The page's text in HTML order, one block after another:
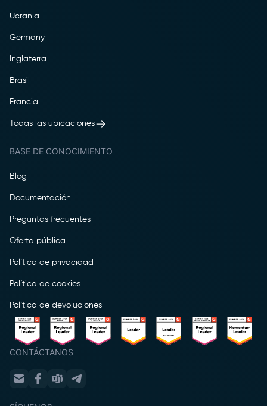
Ucrania
Germany
Inglaterra
Brasil
Francia
Todas las ubicaciones
BASE DE CONOCIMIENTO
Blog
Documentación
Preguntas frecuentes
Oferta pública
Política de privacidad
Política de cookies
Política de devoluciones
CONTÁCTANOS